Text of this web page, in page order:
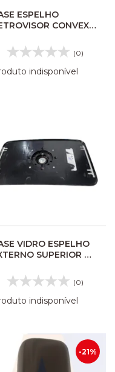
ESPELHO
CONVEXA
(0)
indisponível
VIDRO ESPELHO
SUPERIOR MP
(0)
indisponível
-21%